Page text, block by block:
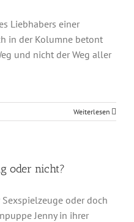
Liebhabers einer
in der Kolumne betont
und nicht der Weg aller
Weiterlesen
oder nicht?
oder doch
Jenny in ihrer